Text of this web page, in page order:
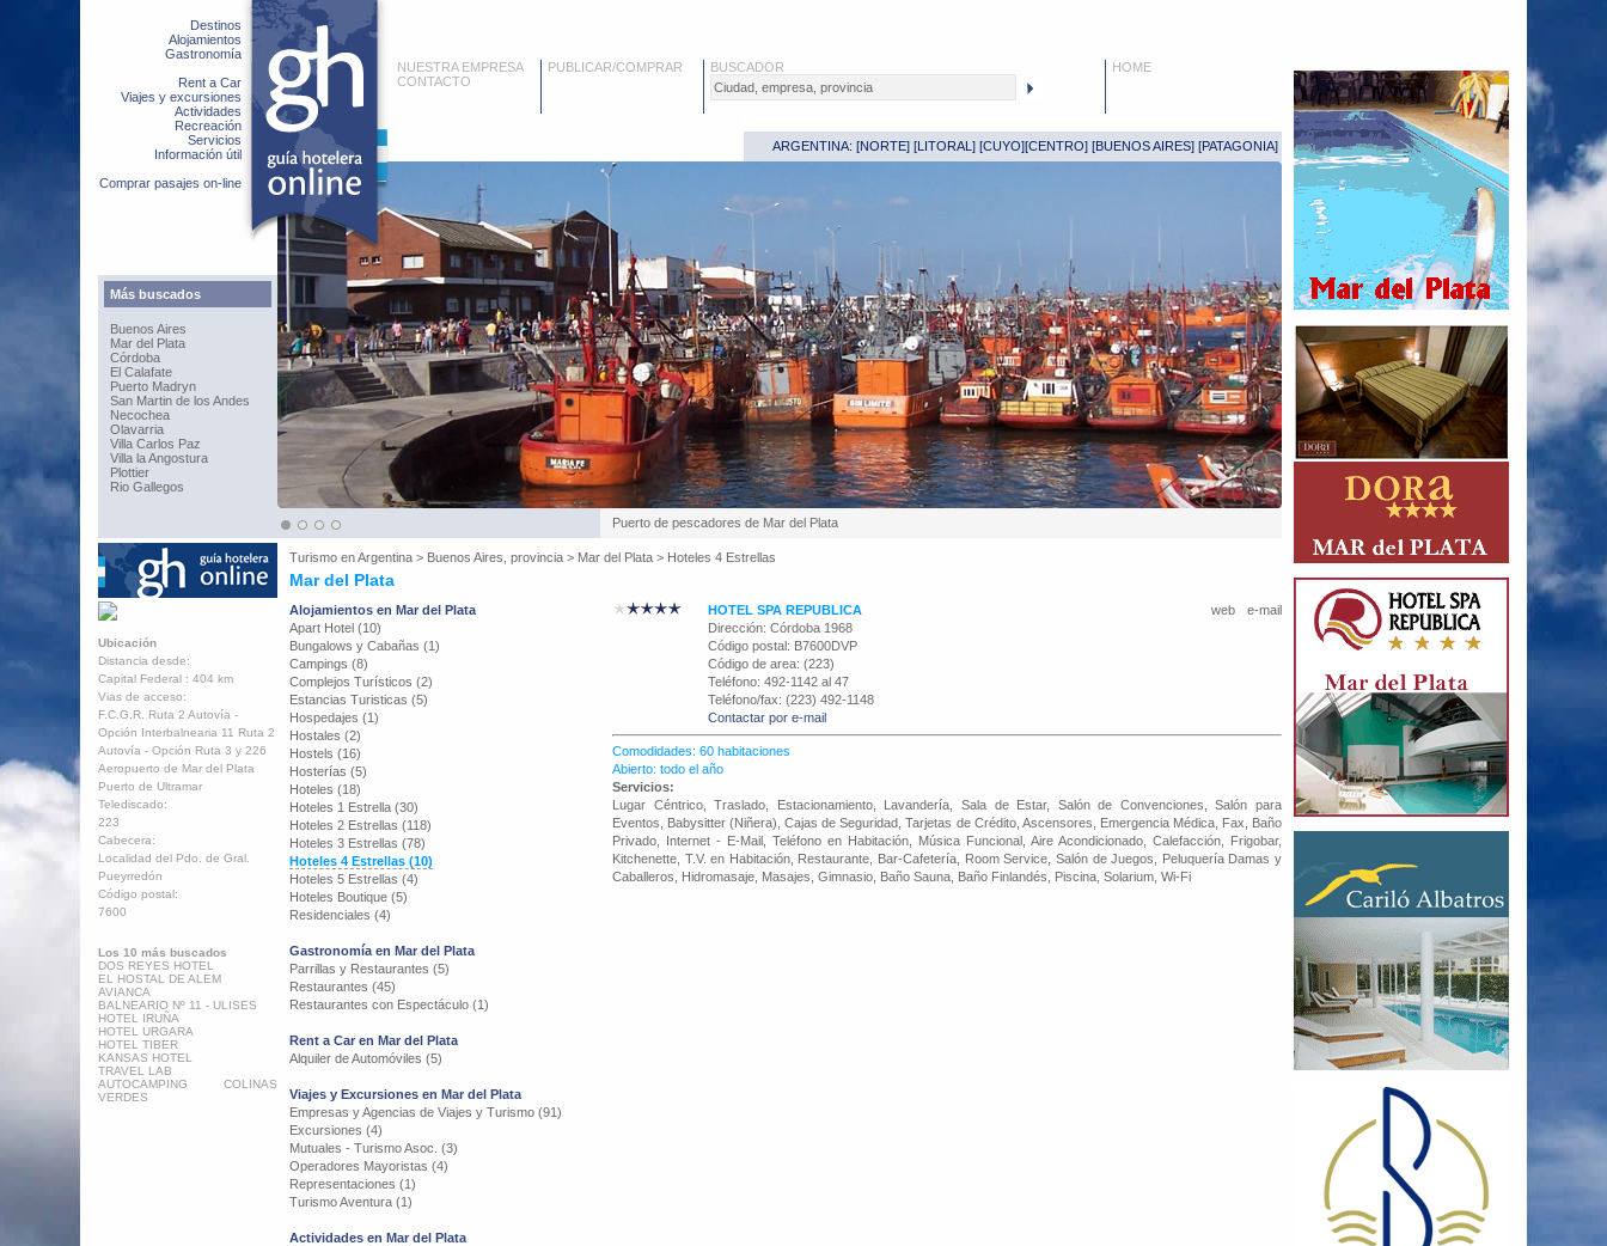
Destinos
Alojamientos
Gastronomía
Rent a Car
Viajes y excursiones
Actividades
Recreación
Servicios
Información útil
Comprar pasajes on-line
Más buscados
Buenos Aires
Mar del Plata
Córdoba
El Calafate
Puerto Madryn
San Martin de los Andes
Necochea
Olavarria
Villa Carlos Paz
Villa la Angostura
Plottier
Rio Gallegos
NUESTRA EMPRESA
CONTACTO
PUBLICAR/COMPRAR BUSCADOR HOME
ARGENTINA: [NORTE] [LITORAL ] [CUYO][CENTRO] [BUENOS AIRES] [PATAGONIA]
Puerto de pescadores de Mar del Plata
Turismo enArgentina > Buenos Aires, provincia > Mar del Plata > Hoteles 4 Estrellas
Mar del Plata
Ubicación
Distancia desde:
Capital Federal : 404 km
Vias de acceso:
F.C.G.R. Ruta 2 Autovía -
Opción Interbalnearia 11 Ruta 2
Autovía - Opción Ruta 3 y 226
Aeropuerto de Mar del Plata
Puerto de Ultramar
Telediscado:
223
Cabecera:
Localidad del Pdo. de Gral.
Pueyrredón
Código postal:
7600
Los 10 más buscados
DOS REYES HOTEL
EL HOSTAL DE ALEM
AVIANCA
BALNEARIO Nº 11 - ULISES
HOTEL IRUÑA
HOTEL URGARA
HOTEL TIBER
KANSAS HOTEL
TRAVEL LAB
AUTOCAMPING COLINAS
VERDES
Alojamientos en Mar del Plata
Apart Hotel (10)
Bungalows y Cabañas (1)
Campings (8)
Complejos Turísticos (2)
Estancias Turisticas (5)
Hospedajes (1)
Hostales (2)
Hostels (16)
Hosterías (5)
Hoteles (18)
Hoteles 1 Estrella (30)
Hoteles 2 Estrellas (118)
Hoteles 3 Estrellas (78)
Hoteles 4 Estrellas (10)
Hoteles 5 Estrellas (4)
Hoteles Boutique (5)
Residenciales (4)
Gastronomía en Mar del Plata
Parrillas y Restaurantes (5)
Restaurantes (45)
Restaurantes con Espectáculo (1)
Rent a Car en Mar del Plata
Alquiler de Automóviles (5)
Viajes y Excursiones en Mar del Plata
Empresas y Agencias de Viajes y Turismo (91)
Excursiones (4)
Mutuales - Turismo Asoc. (3)
Operadores Mayoristas (4)
Representaciones (1)
Turismo Aventura (1)
Actividades en Mar del Plata
e-mail
web
HOTEL SPA REPUBLICA
Dirección: Córdoba 1968
Código postal: B7600DVP
Código de area: (223)
Teléfono: 492-1142 al 47
Teléfono/fax: (223) 492-1148
Contactar por e-mail
Comodidades: 60 habitaciones
Abierto: todo el año
Servicios:
Lugar Céntrico, Traslado, Estacionamiento, Lavandería, Sala de Estar, Salón de Convenciones, Salón para
Eventos, Babysitter (Niñera), Cajas de Seguridad, Tarjetas de Crédito, Ascensores, Emergencia Médica, Fax, Baño
Privado, Internet - E-Mail, Teléfono en Habitación, Música Funcional, Aire Acondicionado, Calefacción, Frigobar,
Kitchenette, T.V. en Habitación, Restaurante, Bar-Cafetería, Room Service, Salón de Juegos, Peluquería Damas y
Caballeros, Hidromasaje, Masajes, Gimnasio, Baño Sauna, Baño Finlandés, Piscina, Solarium, Wi-Fi